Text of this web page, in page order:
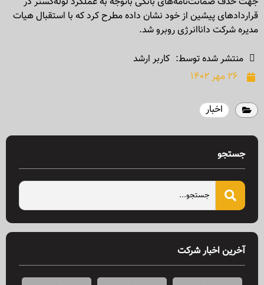
قراردادهای پیشین از خود نشان داده مطرح کرد که با استقبال هیات
مدیره شرکت دانا‌انرژی روبرو شد.
منتشر شده توسط: کاربر ارشد
۲۶ مهر ۱۴۰۲
اخبار
جستجو
آخرین اخبار شرکت